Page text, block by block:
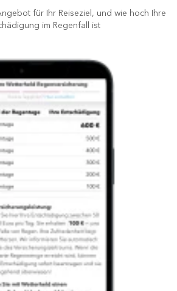
für Ihr Reiseziel, und wie hoch Ihre
im Regenfall ist